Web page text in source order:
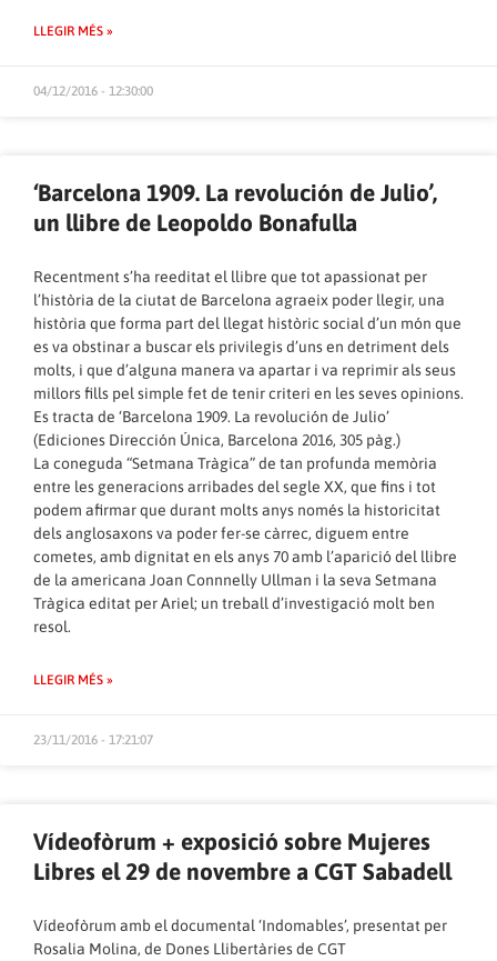
LLEGIR MÉS »
04/12/2016 - 12:30:00
‘Barcelona 1909. La revolución de Julio’,
un llibre de Leopoldo Bonafulla
Recentment s’ha reeditat el llibre que tot apassionat per
l’història de la ciutat de Barcelona agraeix poder llegir, una
història que forma part del llegat històric social d’un món que
es va obstinar a buscar els privilegis d’uns en detriment dels
molts, i que d’alguna manera va apartar i va reprimir als seus
millors fills pel simple fet de tenir criteri en les seves opinions.
Es tracta de ‘Barcelona 1909. La revolución de Julio’
(Ediciones Dirección Única, Barcelona 2016, 305 pàg.)
La coneguda “Setmana Tràgica” de tan profunda memòria
entre les generacions arribades del segle XX, que fins i tot
podem afirmar que durant molts anys només la historicitat
dels anglosaxons va poder fer-se càrrec, diguem entre
cometes, amb dignitat en els anys 70 amb l’aparició del llibre
de la americana Joan Connnelly Ullman i la seva Setmana
Tràgica editat per Ariel; un treball d’investigació molt ben
resol.
LLEGIR MÉS »
23/11/2016 - 17:21:07
Vídeofòrum + exposició sobre Mujeres
Libres el 29 de novembre a CGT Sabadell
Vídeofòrum amb el documental ‘Indomables’, presentat per
Rosalia Molina, de Dones Llibertàries de CGT